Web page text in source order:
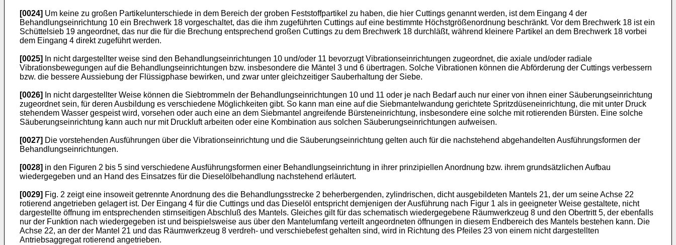
[0024] Um keine zu großen Partikelunterschiede in dem Bereich der groben Feststoffpartikel zu haben, die hier Cuttings genannt werden, ist dem Eingang 4 der
Behandlungseinrichtung 10 ein Brechwerk 18 vorgeschaltet, das die ihm zugeführten Cuttings auf eine bestimmte Höchstgrößenordnung beschränkt. Vor dem Brechwerk 18 ist ein
Schüttelsieb 19 angeordnet, das nur die für die Brechung entsprechend großen Cuttings zu dem Brechwerk 18 durchläßt, während kleinere Partikel an dem Brechwerk 18 vorbei
dem Eingang 4 direkt zugeführt werden.
[0025]
In nicht dargestellter weise sind den Behandlungseinrichtungen 10 und/oder 11 bevorzugt Vibrationseinrichtungen zugeordnet, die axiale und/oder radiale
Vibrationsbewegungen auf die Behandlungseinrichtungen bzw. insbesondere die Mäntel 3 und 6 übertragen. Solche Vibrationen können die Abförderung der Cuttings verbessern
bzw. die bessere Aussiebung der Flüssigphase bewirken, und zwar unter gleichzeitiger Sauberhaltung der Siebe.
[0026]
In nicht dargestellter Weise können die Siebtrommeln der Behandlungseinrichtungen 10 und 11 oder je nach Bedarf auch nur einer von ihnen einer Säuberungseinrichtung
zugeordnet sein, für deren Ausbildung es verschiedene Möglichkeiten gibt. So kann man eine auf die Siebmantelwandung gerichtete Spritzdüseneinrichtung, die mit unter Druck
stehendem Wasser gespeist wird, vorsehen oder auch eine an dem Siebmantel angreifende Bürsteneinrichtung, insbesondere eine solche mit rotierenden Bürsten. Eine solche
Säuberungseinrichtung kann auch nur mit Druckluft arbeiten oder eine Kombination aus solchen Säuberungseinrichtungen aufweisen.
[0027] Die vorstehenden Ausführungen über die Vibrationseinrichtung und die Säuberungseinrichtung gelten auch für die nachstehend abgehandelten Ausführungsformen der
Behandlungseinrichtungen.
[0028] in den Figuren 2 bis 5 sind verschiedene Ausführungsformen einer Behandlungseinrichtung in ihrer prinzipiellen Anordnung bzw. ihrem grundsätzlichen Aufbau
wiedergegeben und an Hand des Einsatzes für die Dieselölbehandlung nachstehend erläutert.
[0029] Fig. 2 zeigt eine insoweit getrennte Anordnung des die Behandlungsstrecke 2 beherbergenden, zylindrischen, dicht ausgebildeten Mantels 21, der um seine Achse 22
rotierend angetrieben gelagert ist. Der Eingang 4 für die Cuttings und das Dieselöl entspricht demjenigen der Ausführung nach Figur 1 als in geeigneter Weise gestaltete, nicht
dargestellte öffnung im entsprechenden stirnseitigen Abschluß des Mantels. Gleiches gilt für das schematisch wiedergegebene Räumwerkzeug 8 und den Obertritt 5, der ebenfalls
nur der Funktion nach wiedergegeben ist und beispielsweise aus über den Mantelumfang verteilt angeordneten öffnungen in diesem Endbereich des Mantels bestehen kann. Die
Achse 22, an der der Mantel 21 und das Räumwerkzeug 8 verdreh- und verschiebefest gehalten sind, wird in Richtung des Pfeiles 23 von einem nicht dargestellten
Antriebsaggregat rotierend angetrieben.